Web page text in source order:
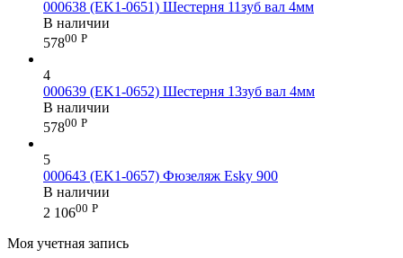
000638 (EK1-0651) Шестерня 11зуб вал 4мм
В наличии
57800 Р
4
000639 (EK1-0652) Шестерня 13зуб вал 4мм
В наличии
57800 Р
5
000643 (EK1-0657) Фюзеляж Esky 900
В наличии
2 10600 Р
Моя учетная запись